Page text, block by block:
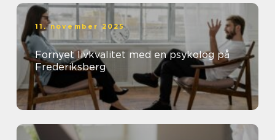
11. november 2025
Fornyet livkvalitet med en psykolog på
Frederiksberg